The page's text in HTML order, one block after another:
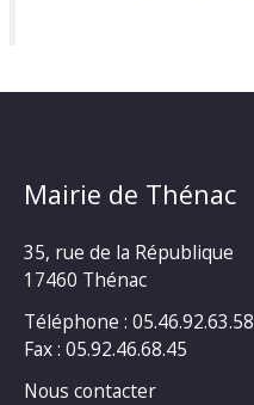
Mairie de Thénac
35, rue de la République
17460 Thénac
Téléphone : 05.46.92.63.58
Fax : 05.92.46.68.45
Nous contacter